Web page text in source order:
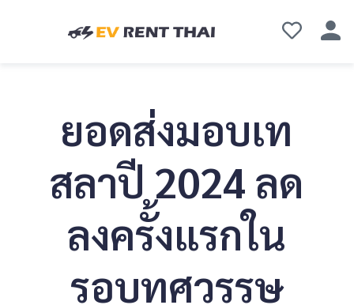
ยอดส่งมอบเท
สลาปี 2024 ลด
ลงครั้งแรกใน
รอบทศวรรษ